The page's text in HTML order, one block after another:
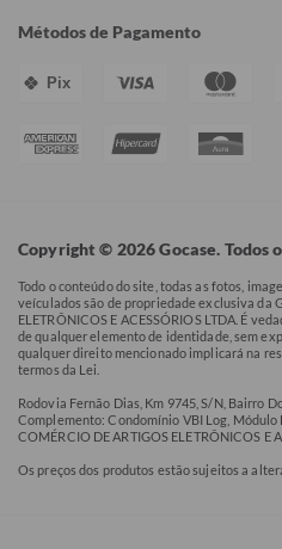
Métodos de Pagamento
Pix
Copyright © 2026 Gocase. Todos
Todo o conteúdo do site, todas as fotos,
veículados são de propriedade exclusiva da
ELETRÔNICOS E ACESSÓRIOS LTDA. É
de qualquer elemento de identidade, sem
qualquer direito mencionado implicará na
termos da Lei.
Rodovia Fernão Dias, Km 9745, S/N, Bairro
Complemento: Condomínio VBI Log, Módulo
COMÉRCIO DE ARTIGOS ELETRÔNICOS E
Os preços dos produtos estão sujeitos a